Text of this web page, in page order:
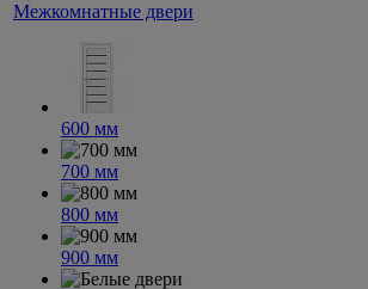
Межкомнатные двери
600 мм
700 мм
800 мм
900 мм